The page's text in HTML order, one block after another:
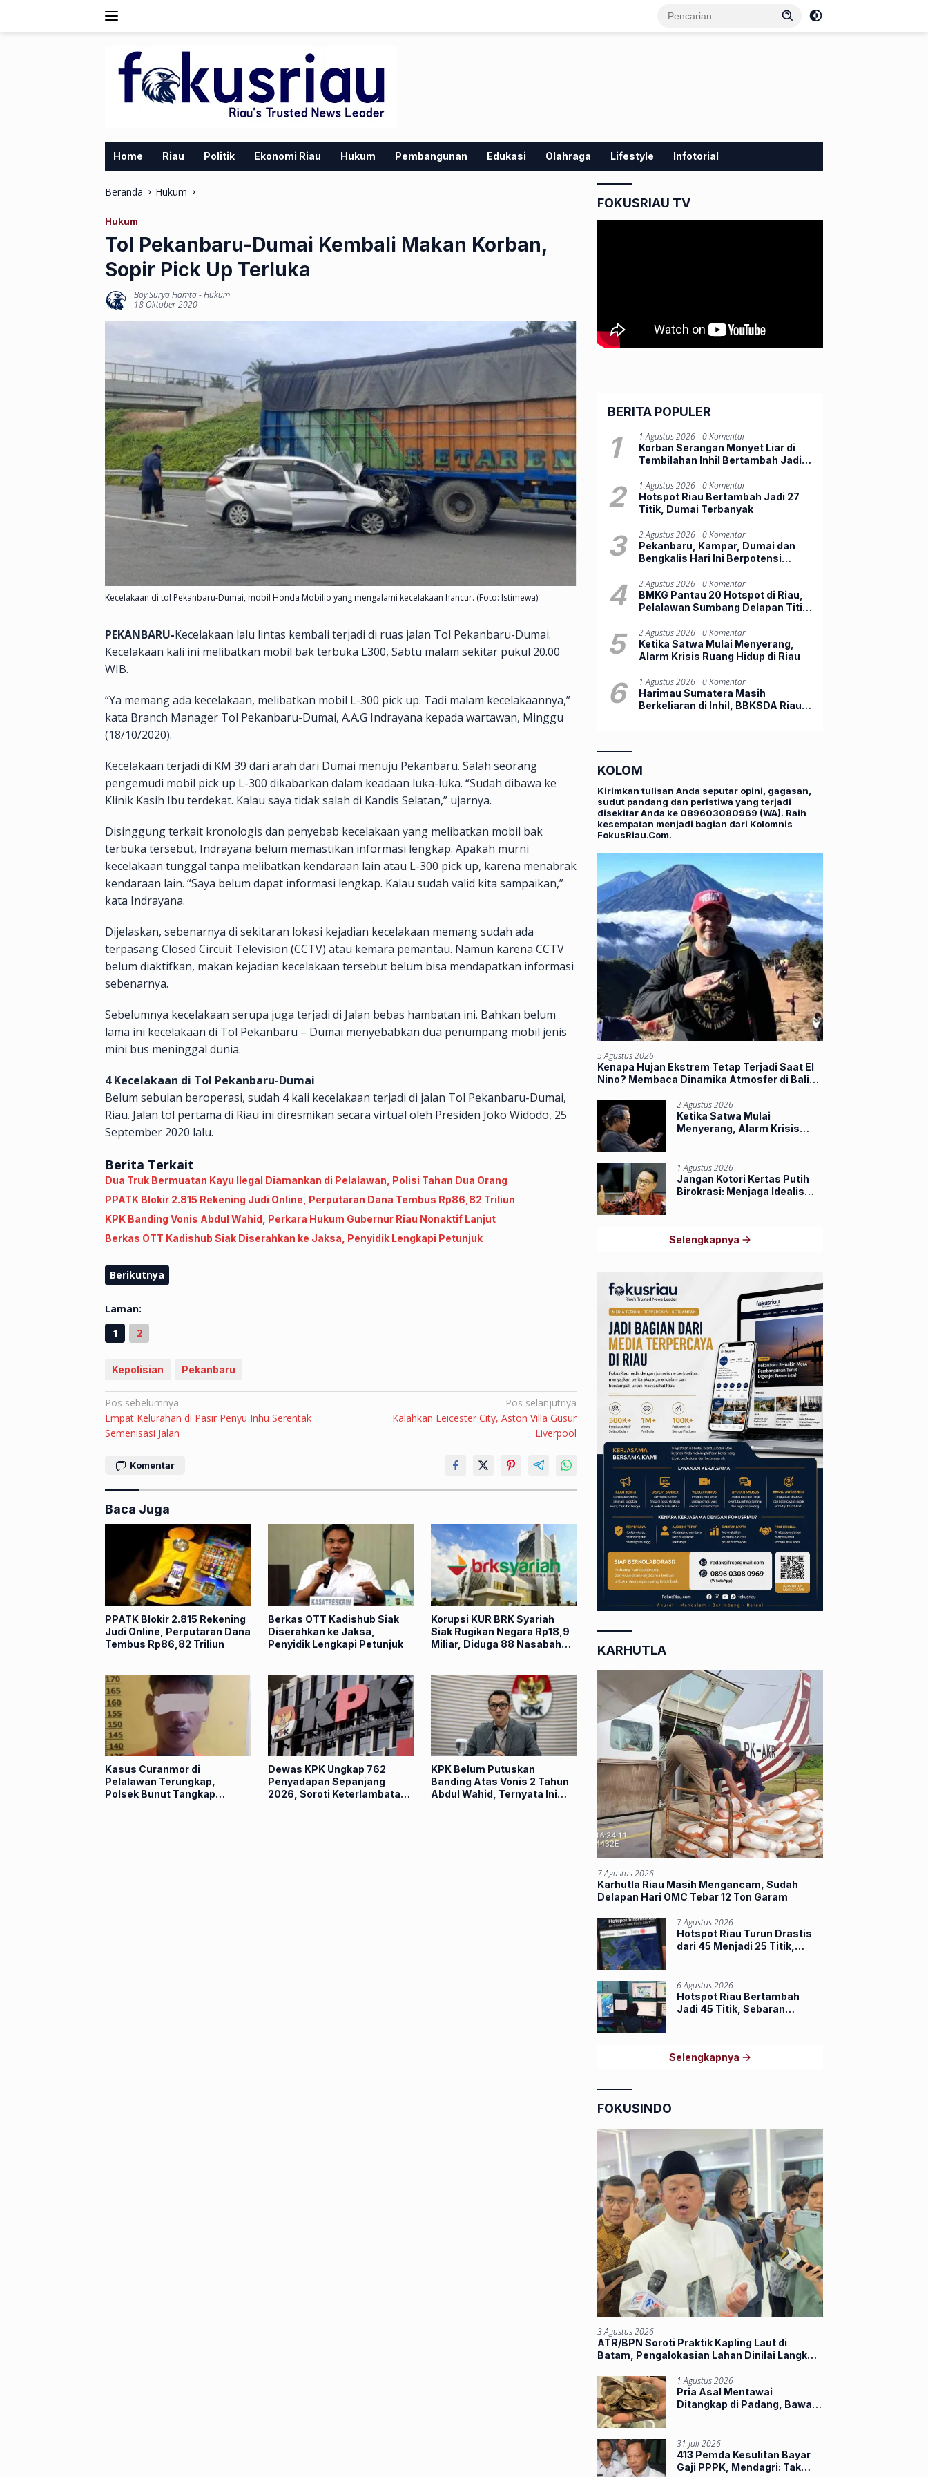
Home Riau Politik Ekonomi Riau Hukum Pembangunan Edukasi Olahraga Lifestyle Infotorial
Beranda Hukum
Hukum
Tol Pekanbaru-Dumai Kembali Makan Korban,
Sopir Pick Up Terluka
Boy Surya Hamta-Hukum
18 Oktober 2020
Kecelakaan di tol Pekanbaru-Dumai, mobil Honda Mobilio yang mengalami kecelakaan hancur. (Foto: Istimewa)
PEKANBARU-Kecelakaan lalu lintas kembali terjadi di ruas jalan Tol Pekanbaru-Dumai.
Kecelakaan kali ini melibatkan mobil bak terbuka L300, Sabtu malam sekitar pukul 20.00
WIB.
“Ya memang ada kecelakaan, melibatkan mobil L-300 pick up. Tadi malam kecelakaannya,”
kata Branch Manager Tol Pekanbaru-Dumai, A.A.G Indrayana kepada wartawan, Minggu
(18/10/2020).
Kecelakaan terjadi di KM 39 dari arah dari Dumai menuju Pekanbaru. Salah seorang
pengemudi mobil pick up L-300 dikabarkan dalam keadaan luka-luka. “Sudah dibawa ke
Klinik Kasih Ibu terdekat. Kalau saya tidak salah di Kandis Selatan,” ujarnya.
Disinggung terkait kronologis dan penyebab kecelakaan yang melibatkan mobil bak
terbuka tersebut, Indrayana belum memastikan informasi lengkap. Apakah murni
kecelakaan tunggal tanpa melibatkan kendaraan lain atau L-300 pick up, karena menabrak
kendaraan lain. “Saya belum dapat informasi lengkap. Kalau sudah valid kita sampaikan,”
kata Indrayana.
Dijelaskan, sebenarnya di sekitaran lokasi kejadian kecelakaan memang sudah ada
terpasang Closed Circuit Television (CCTV) atau kemara pemantau. Namun karena CCTV
belum diaktifkan, makan kejadian kecelakaan tersebut belum bisa mendapatkan informasi
sebenarnya.
Sebelumnya kecelakaan serupa juga terjadi di Jalan bebas hambatan ini. Bahkan belum
lama ini kecelakaan di Tol Pekanbaru – Dumai menyebabkan dua penumpang mobil jenis
mini bus meninggal dunia.
4 Kecelakaan di Tol Pekanbaru-Dumai
Belum sebulan beroperasi, sudah 4 kali kecelakaan terjadi di jalan Tol Pekanbaru-Dumai,
Riau. Jalan tol pertama di Riau ini diresmikan secara virtual oleh Presiden Joko Widodo, 25
September 2020 lalu.
Berita Terkait
Dua Truk Bermuatan Kayu Ilegal Diamankan di Pelalawan, Polisi Tahan Dua Orang
PPATK Blokir 2.815 Rekening Judi Online, Perputaran Dana Tembus Rp86,82 Triliun
KPK Banding Vonis Abdul Wahid, Perkara Hukum Gubernur Riau Nonaktif Lanjut
Berkas OTT Kadishub Siak Diserahkan ke Jaksa, Penyidik Lengkapi Petunjuk
Berikutnya
Laman:
1
2
Kepolisian Pekanbaru
Navigasi
pos
Pos sebelumnya
Empat Kelurahan di Pasir Penyu Inhu Serentak
Semenisasi Jalan
Pos selanjutnya
Kalahkan Leicester City, Aston Villa Gusur
Liverpool
Komentar
Baca Juga
PPATK Blokir 2.815 Rekening
Judi Online, Perputaran Dana
Tembus Rp86,82 Triliun
Berkas OTT Kadishub Siak
Diserahkan ke Jaksa,
Penyidik Lengkapi Petunjuk
Korupsi KUR BRK Syariah
Siak Rugikan Negara Rp18,9
Miliar, Diduga 88 Nasabah
Kasus Curanmor di
Pelalawan Terungkap,
Polsek Bunut Tangkap
Dewas KPK Ungkap 762
Penyadapan Sepanjang
2026, Soroti Keterlambatan
KPK Belum Putuskan
Banding Atas Vonis 2 Tahun
Abdul Wahid, Ternyata Ini
FOKUSRIAU TV
BERITA POPULER
1 1 Agustus 2026
0 Komentar
Korban Serangan Monyet Liar di
Tembilahan Inhil Bertambah Jadi
2 1 Agustus 2026
0 Komentar
Hotspot Riau Bertambah Jadi 27
Titik, Dumai Terbanyak
3 2 Agustus 2026
0 Komentar
Pekanbaru, Kampar, Dumai dan
Bengkalis Hari Ini Berpotensi
4 2 Agustus 2026
0 Komentar
BMKG Pantau 20 Hotspot di Riau,
Pelalawan Sumbang Delapan Titik
5 2 Agustus 2026
0 Komentar
Ketika Satwa Mulai Menyerang,
Alarm Krisis Ruang Hidup di Riau
6 1 Agustus 2026
0 Komentar
Harimau Sumatera Masih
Berkeliaran di Inhil, BBKSDA Riau
KOLOM
Kirimkan tulisan Anda seputar opini, gagasan,
sudut pandang dan peristiwa yang terjadi
disekitar Anda ke 089603080969 (WA). Raih
kesempatan menjadi bagian dari Kolomnis
FokusRiau.Com.
5 Agustus 2026
Kenapa Hujan Ekstrem Tetap Terjadi Saat El
Nino? Membaca Dinamika Atmosfer di Balik
2 Agustus 2026
Ketika Satwa Mulai
Menyerang, Alarm Krisis
1 Agustus 2026
Jangan Kotori Kertas Putih
Birokrasi: Menjaga Idealisme
Selengkapnya
KARHUTLA
7 Agustus 2026
Karhutla Riau Masih Mengancam, Sudah
Delapan Hari OMC Tebar 12 Ton Garam
7 Agustus 2026
Hotspot Riau Turun Drastis
dari 45 Menjadi 25 Titik,
6 Agustus 2026
Hotspot Riau Bertambah
Jadi 45 Titik, Sebaran
Selengkapnya
FOKUSINDO
3 Agustus 2026
ATR/BPN Soroti Praktik Kapling Laut di
Batam, Pengalokasian Lahan Dinilai Langkahi
1 Agustus 2026
Pria Asal Mentawai
Ditangkap di Padang, Bawa
31 Juli 2026
413 Pemda Kesulitan Bayar
Gaji PPPK, Mendagri: Tak